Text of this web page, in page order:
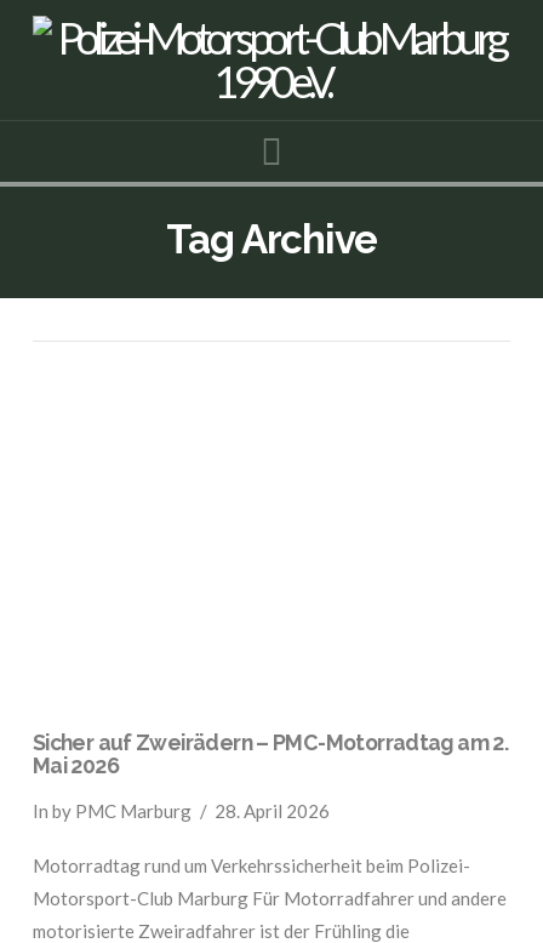
Tag Archive
Sicher auf Zweirädern – PMC-Motorradtag am 2.
Mai 2026
In by PMC Marburg 28. April 2026
Motorradtag rund um Verkehrssicherheit beim Polizei-
Motorsport-Club Marburg Für Motorradfahrer und andere
motorisierte Zweiradfahrer ist der Frühling die